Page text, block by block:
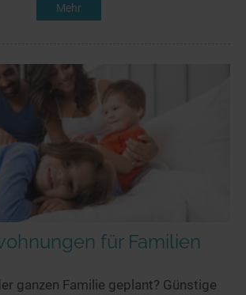
Mehr
für Familien
ganzen Familie geplant? Günstige